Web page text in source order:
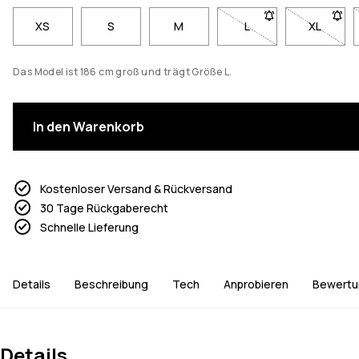
XS S M L- Größe L nicht
XL- Größe
Das Model ist 186 cm groß und trägt Größe L.
In den Warenkorb
Kostenloser Versand & Rückversand
30 Tage Rückgaberecht
Schnelle Lieferung
Details Beschreibung Tech Anprobieren